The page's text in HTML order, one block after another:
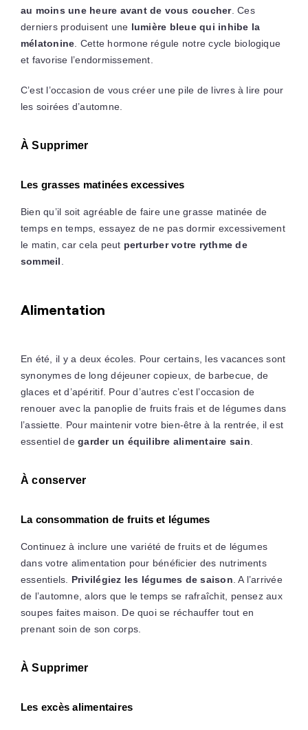
au moins une heure avant de vous coucher. Ces
derniers produisent une lumière bleue qui inhibe la
mélatonine . Cette hormone régule notre cycle biologique
et favorise l’endormissement.
C’est l’occasion de vous créer une pile de livres à lire pour
les soirées d’automne.
À Supprimer
Les grasses matinées excessives
Bien qu’il soit agréable de faire une grasse matinée de
temps en temps, essayez de ne pas dormir excessivement
le matin, car cela peut perturber votre rythme de
sommeil
Alimentation
En été, il y a deux écoles. Pour certains, les vacances sont
synonymes de long déjeuner copieux, de barbecue, de
glaces et d’apéritif. Pour d’autres c’est l’occasion de
renouer avec la panoplie de fruits frais et de légumes dans
l’assiette. Pour maintenir votre bien-être à la rentrée, il est
essentiel degarder un équilibre alimentaire sain
À conserver
La consommation de fruits et légumes
Continuez à inclure une variété de fruits et de légumes
dans votre alimentation pour bénéficier des nutriments
essentiels. Privilégiez les légumes de saison . A l’arrivée
de l’automne, alors que le temps se rafraîchit, pensez aux
soupes faites maison. De quoi se réchauffer tout en
prenant soin de son corps.
À Supprimer
Les excès alimentaires